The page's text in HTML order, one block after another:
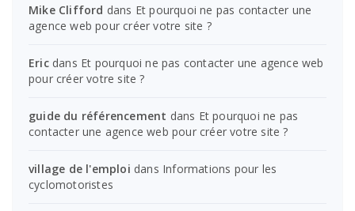
Mike Clifford dans Et pourquoi ne pas contacter une
agence web pour créer votre site ?
Ericdans Et pourquoi ne pas contacter une agence web
pour créer votre site ?
guide du référencement dans Et pourquoi ne pas
contacter une agence web pour créer votre site ?
village de l'emploi dans Informations pour les
cyclomotoristes